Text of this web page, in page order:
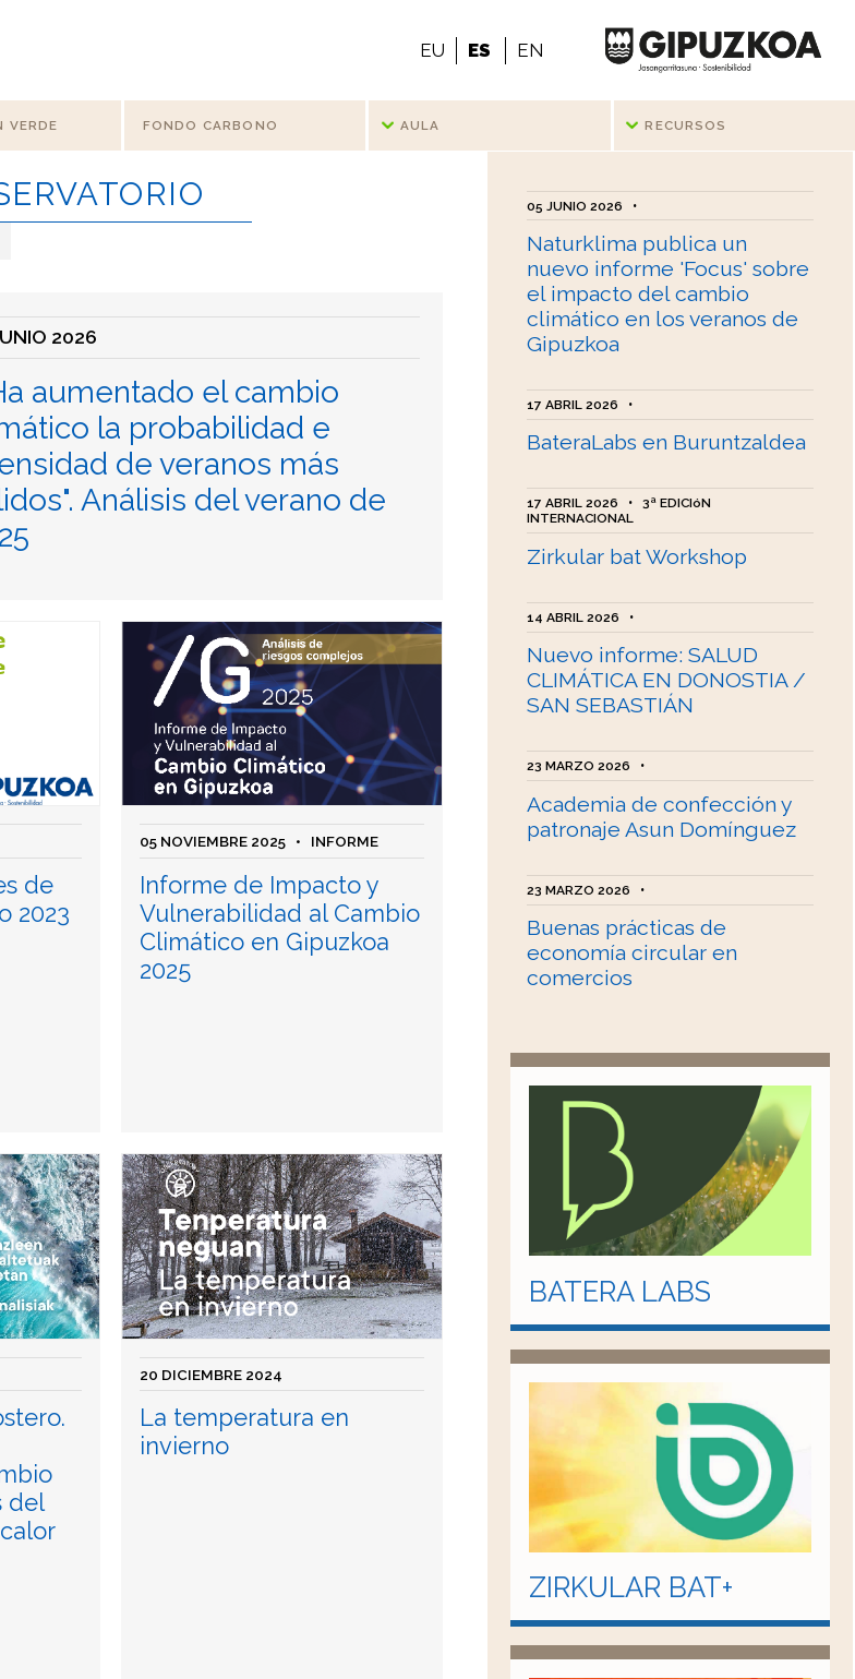
EU ES EN
VERDE FONDO CARBONO AULA RECURSOS
2026
aumentado el cambio
la probabilidad e
de veranos más
Análisis del verano de
de
2023
05 NOVIEMBRE 2025• INFORME
Informe de Impacto y
Vulnerabilidad al Cambio
Climático en Gipuzkoa
2025
del
20 DICIEMBRE 2024
La temperatura en
invierno
05 JUNIO 2026 •
Naturklima publica un
nuevo informe 'Focus' sobre
el impacto del cambio
climático en los veranos de
Gipuzkoa
17 ABRIL 2026 •
BateraLabs en Buruntzaldea
17 ABRIL 2026 • 3ª EDICIóN
INTERNACIONAL
Zirkular bat Workshop
14 ABRIL 2026 •
Nuevo informe: SALUD
CLIMÁTICA EN DONOSTIA /
SAN SEBASTIÁN
23 MARZO 2026 •
Academia de confección y
patronaje Asun Domínguez
23 MARZO 2026 •
Buenas prácticas de
economía circular en
comercios
BATERA LABS
ZIRKULAR BAT+